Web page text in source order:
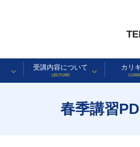
受講内容について
LECTURE
カリ
春季講習